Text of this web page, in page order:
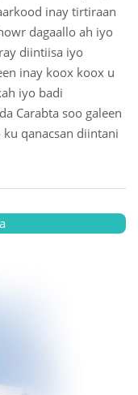
inay tirtiraan
dagaallo ah iyo
diintiisa iyo
inay koox koox u
iyo badi
Carabta soo galeen
qanacsan diintani